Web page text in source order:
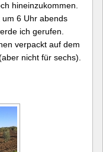
hineinzukommen.
6 Uhr abends
ich gerufen.
verpackt auf dem
nicht für sechs).